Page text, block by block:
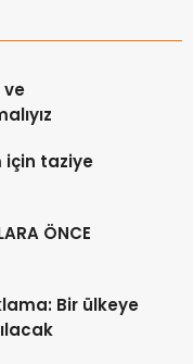
ve
için taziye
ÖNCE
Bir ülkeye